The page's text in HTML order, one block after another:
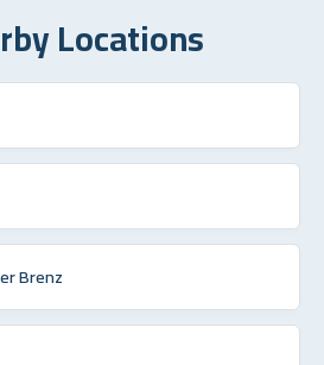
Locations
Brenz